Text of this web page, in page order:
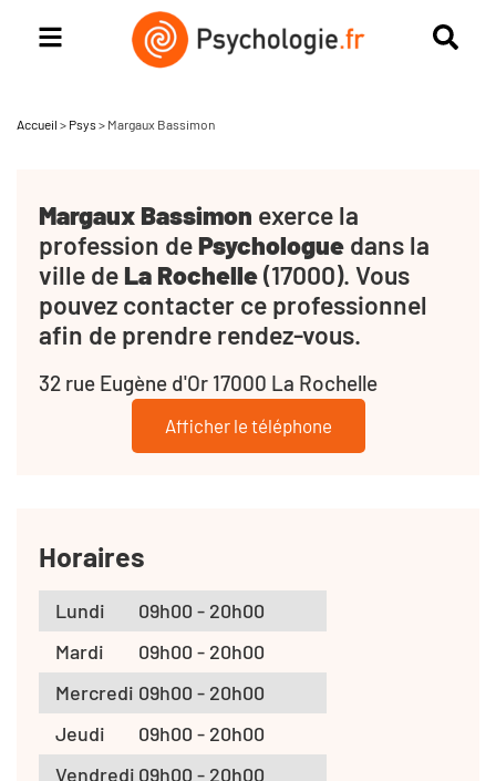
Accueil > Psys > Margaux Bassimon
Margaux Bassimon exerce la
profession dePsychologue dans la
ville de La Rochelle(17000). Vous
pouvez contacter ce professionnel
afin de prendre rendez-vous.
32 rue Eugène d'Or 17000 La Rochelle
Afficher le téléphone
Horaires
Lundi
09h00 - 20h00
Mardi
09h00 - 20h00
Mercredi 09h00 - 20h00
Jeudi
09h00 - 20h00
Vendredi 09h00 - 20h00